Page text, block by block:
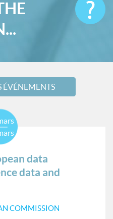
ÉVÉNEMENTS
data
data and
COMMISSION